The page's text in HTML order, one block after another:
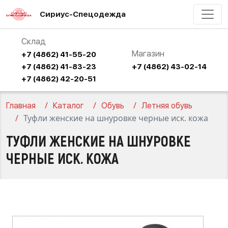
Сириус-Спецодежда
Склад
+7 (4862) 41-55-20
+7 (4862) 41-83-23
+7 (4862) 42-20-51
Магазин
+7 (4862) 43-02-14
Главная Каталог Обувь Летняя обувь
Туфли женские на шнуровке черные иск. кожа
ТУФЛИ ЖЕНСКИЕ НА ШНУРОВКЕ
ЧЕРНЫЕ ИСК. КОЖА